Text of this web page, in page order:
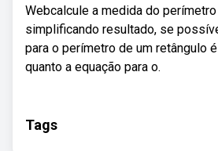
Webcalcule a medida do
simplificando resultado, se
para o perímetro de um retângulo
quanto a equação para o.
Tags